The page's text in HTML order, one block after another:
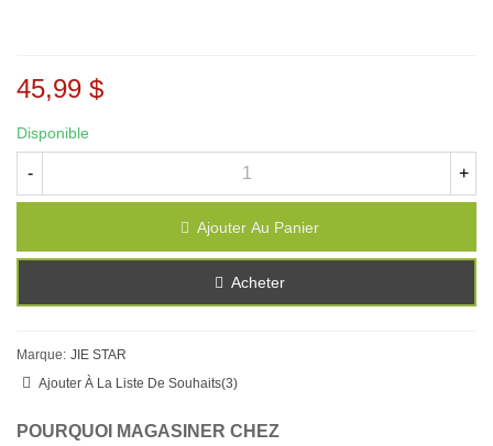
45,99 $
Disponible
- +
Ajouter Au Panier
Acheter
Marque: JIE STAR
Ajouter À La Liste De Souhaits(3)
POURQUOI MAGASINER CHEZ